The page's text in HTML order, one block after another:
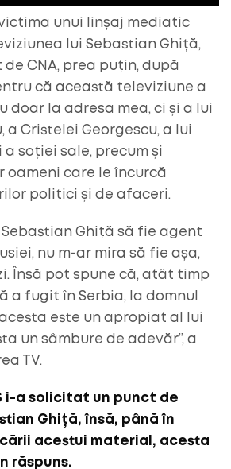
victima unui linșaj mediatic
lui Sebastian Ghiță,
CNA, prea puțin, după
că această televiziune a
doar la adresa mea, ci și a lui
a Cristelei Georgescu, a lui
a soției sale, precum și
oameni care le încurcă
politici și de afaceri.
Sebastian Ghiță să fie agent
nu m-ar mira să fie așa,
Însă pot spune că, atât timp
a fugit în Serbia, la domnul
este un apropiat al lui
un sâmbure de adevăr”, a
TV.
i-a solicitat un punct de
Ghiță, însă, până în
acestui material, acesta
răspuns.